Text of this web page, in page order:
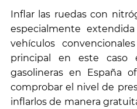
Inflar las ruedas con
especialmente
vehículos
principal en este caso
gasolineras en España
comprobar el nivel de
inflarlos de manera